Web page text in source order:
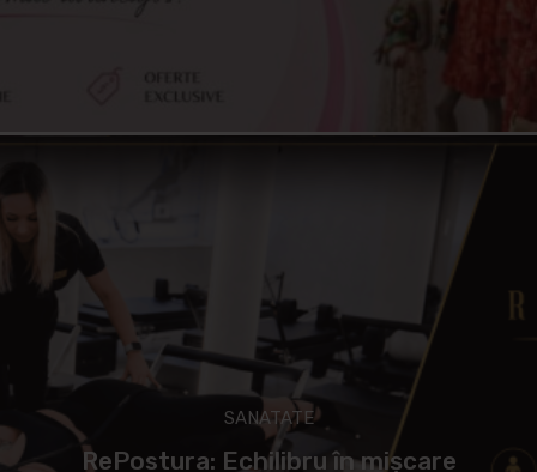
SANATATE
RePostura: Echilibru în mișcare